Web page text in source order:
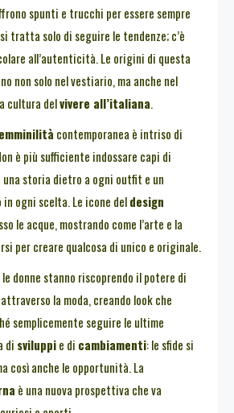
spunti e trucchi per essere sempre
tratta solo di seguire le tendenze; c’è
all’autenticità. Le origini di questa
non solo nel vestiario, ma anche nel
cultura delvivere all’italiana.
contemporanea è intriso di
è più sufficiente indossare capi di
storia dietro a ogni outfit e un
ogni scelta. Le icone deldesign
le acque, mostrando come l’arte e la
per creare qualcosa di unico e originale.
donne stanno riscoprendo il potere di
la moda, creando look che
semplicemente seguire le ultime
di sviluppie di cambiamenti: le sfide si
così anche le opportunità. La
è una nuova prospettiva che va